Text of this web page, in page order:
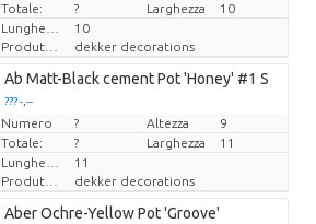
Totale:
? Larghezza
10
10
Produttore
dekker decorations
Ab Matt-Black cement Pot 'Honey' #1 S
??? -,--
Prezzo x uno
Numero ? Altezza
9
Totale:
? Larghezza
11
11
Produttore
dekker decorations
Aber Ochre-Yellow Pot 'Groove'